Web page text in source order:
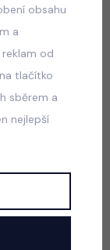
obsahu
a
od
tlačítko
sběrem a
nejlepší